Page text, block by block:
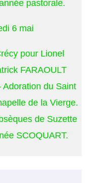
pastorale.
6 mai
pour Lionel
FARAOULT
du Saint
de la Vierge.
de Suzette
SCOQUART.